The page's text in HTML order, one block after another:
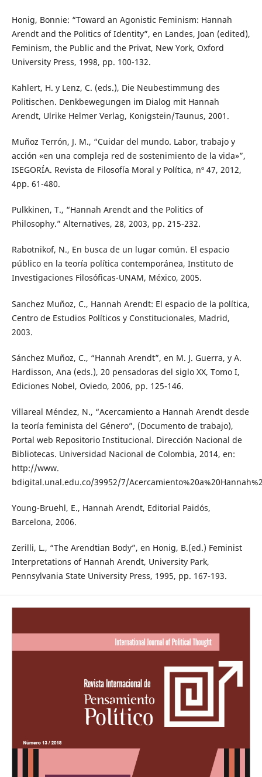
Honig, Bonnie: “Toward an Agonistic Feminism: Hannah
Arendt and the Politics of Identity”, en Landes, Joan (edited),
Feminism, the Public and the Privat, New York, Oxford
University Press, 1998, pp. 100-132.
Kahlert, H. y Lenz, C. (eds.), Die Neubestimmung des
Politischen. Denkbewegungen im Dialog mit Hannah
Arendt, Ulrike Helmer Verlag, Konigstein/Taunus, 2001.
Muñoz Terrón, J. M., “Cuidar del mundo. Labor, trabajo y
acción «en una compleja red de sostenimiento de la vida»”,
ISEGORÍA. Revista de Filosofía Moral y Política, nº 47, 2012,
4pp. 61-480.
Pulkkinen, T., “Hannah Arendt and the Politics of
Philosophy.” Alternatives, 28, 2003, pp. 215-232.
Rabotnikof, N., En busca de un lugar común. El espacio
público en la teoría política contemporánea, Instituto de
Investigaciones Filosóficas-UNAM, México, 2005.
Sanchez Muñoz, C., Hannah Arendt: El espacio de la política,
Centro de Estudios Políticos y Constitucionales, Madrid,
2003.
Sánchez Muñoz, C., “Hannah Arendt”, en M. J. Guerra, y A.
Hardisson, Ana (eds.), 20 pensadoras del siglo XX, Tomo I,
Ediciones Nobel, Oviedo, 2006, pp. 125-146.
Villareal Méndez, N., “Acercamiento a Hannah Arendt desde
la teoría feminista del Género”, (Documento de trabajo),
Portal web Repositorio Institucional. Dirección Nacional de
Bibliotecas. Universidad Nacional de Colombia, 2014, en:
http://www.
bdigital.unal.edu.co/39952/7/
Young-Bruehl, E., Hannah Arendt, Editorial Paidós,
Barcelona, 2006.
Zerilli, L., “The Arendtian Body”, en Honig, B.(ed.) Feminist
Interpretations of Hannah Arendt, University Park,
Pennsylvania State University Press, 1995, pp. 167-193.